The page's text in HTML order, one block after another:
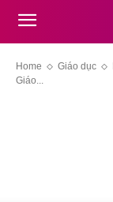
Home Giáo dục
Giáo...